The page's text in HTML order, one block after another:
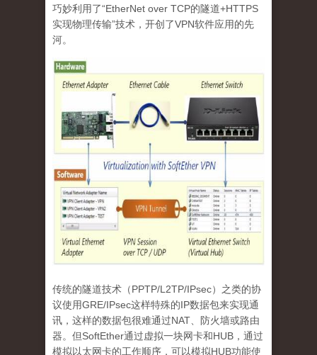
巧妙利用了“EtherNet over TCP的隧道+HTTPS
实现物理传输”技术，开创了VPN软件应用的先
河。
传统的隧道技术（PPTP/L2TP/IPsec）之类的协
议使用GRE/IPsec这样特殊的IP数据包来实现通
讯，这样的数据包很难通过NAT 、防火墙或路由
器。但SoftEther通过虚拟一块网卡和HUB ，通过
模拟以太网卡的工作顺序，可以模拟HUB功能使